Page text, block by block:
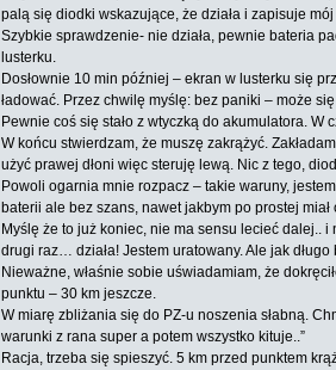
palą się diodki wskazujące, że działa i zapisuje mój
Szybkie sprawdzenie- nie działa, pewnie bateria
lusterku.
Dosłownie 10 min później – ekran w lusterku się
ładować. Przez chwilę myślę: bez paniki – może
Pewnie coś się stało z wtyczką do akumulatora.
W końcu stwierdzam, że muszę zakrążyć.
użyć prawej dłoni więc steruję lewą. Nic z tego,
Powoli ogarnia mnie rozpacz – takie waruny,
baterii ale bez szans, nawet jakbym po prostej miał
Myślę że to już koniec, nie ma sensu lecieć dalej..
drugi raz… działa! Jestem uratowany. Ale jak
Nieważne, właśnie sobie uświadamiam, że
punktu – 30 km jeszcze.
W miarę zbliżania się do PZ-u noszenia słabną.
warunki z rana super a potem wszystko kituje..”
Racja, trzeba się spieszyć. 5 km przed punktem